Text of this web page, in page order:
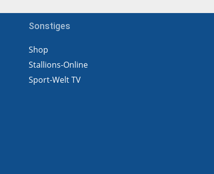
Sonstiges
Shop
Stallions-Online
Sport-Welt TV